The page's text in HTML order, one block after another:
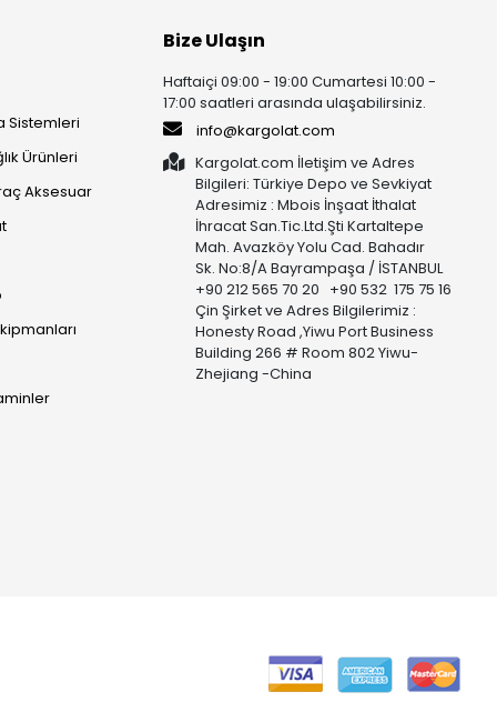
Sistemleri
Ürünleri
Aksesuar
Bize Ulaşın
Haftaiçi 09:00 - 19:00 Cumartesi 10:00 -
17:00 saatleri arasında ulaşabilirsiniz.
info@kargolat.com
Kargolat.com İletişim ve Adres
Bilgileri: Türkiye Depo ve Sevkiyat
Adresimiz : Mbois İnşaat İthalat
İhracat San.Tic.Ltd.Şti Kartaltepe
Mah. Avazköy Yolu Cad. Bahadır
Sk. No:8/A Bayrampaşa / İSTANBUL
+90 212 565 70 20 +90 532 175 75 16
Çin Şirket ve Adres Bilgilerimiz :
Honesty Road ,Yiwu Port Business
Building 266 # Room 802 Yiwu-
Zhejiang -China